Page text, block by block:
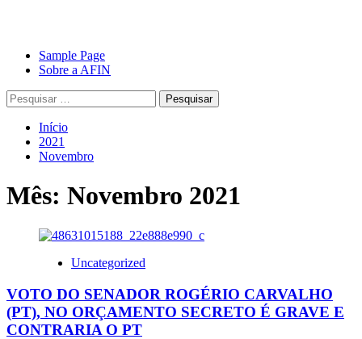
Avançar
para
conteúdo
Primary
Menu
Sample Page
Sobre a AFIN
Pesquisar
por:
Início
2021
Novembro
Mês: Novembro 2021
Uncategorized
VOTO DO SENADOR ROGÉRIO CARVALHO
(PT), NO ORÇAMENTO SECRETO É GRAVE E
CONTRARIA O PT